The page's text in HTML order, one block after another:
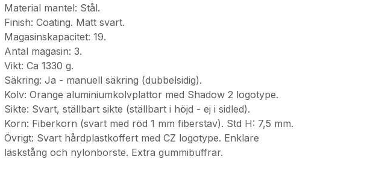
Material mantel: Stål.
Finish: Coating. Matt svart.
Magasinskapacitet: 19.
Antal magasin: 3.
Vikt: Ca 1330 g.
Säkring: Ja - manuell säkring (dubbelsidig).
Kolv: Orange aluminiumkolvplattor med Shadow 2 logotype.
Sikte: Svart, ställbart sikte (ställbart i höjd - ej i sidled).
Korn: Fiberkorn (svart med röd 1 mm fiberstav). Std H: 7,5 mm.
Övrigt: Svart hårdplastkoffert med CZ logotype. Enklare
läskstång och nylonborste. Extra gummibuffrar.